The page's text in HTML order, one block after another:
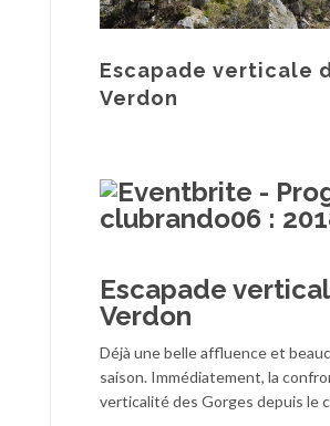
Escapade verticale
Verdon
Escapade
Verdon
Déjà une belle affluence et
saison. Immédiatement, la
verticalité des Gorges depuis le